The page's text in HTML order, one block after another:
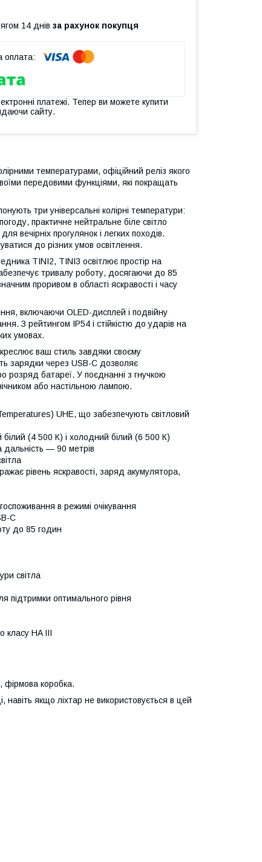
14 днів за рахунок покупця
платежі. Тепер ви можете купити
сайту.
температурами, офіційний реліз якого
передовими функціями, які покращать
три універсальні колірні температури:
практичне нейтральне біле світло
вечірніх прогулянок і легких походів.
до різних умов освітлення.
TINI2, TINI3 освітлює простір на
тривалу роботу, досягаючи до 85
проривом в області яскравості і часу
включаючи OLED-дисплей і подвійну
З рейтингом IP54 і стійкістю до ударів на
умовах.
ваш стиль завдяки своєму
зарядки через USB-C дозволяє
розряд батареї. У поєднанні з гнучкою
або настільною лампою.
UHE, що забезпечують світловий
білий (4 500 К) і холодний білий (6 500 К)
дальність — 90 метрів
рівень яскравості, заряд акумулятора,
в режимі очікування
C
до 85 годин
світла
оптимального рівня
класу HA III
фірмова коробка.
якщо ліхтар не використовується в цей